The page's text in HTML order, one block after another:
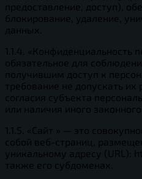
предоставление, доступ),
блокирование, удаление,
данных.
1.1.4. «Конфиденциальность
обязательное для
получившим доступ к
требование не допускать их
согласия субъекта
или наличия иного
1.1.5. «Сайт » — это
собой веб-страниц,
уникальному адресу (URL):
также его субдоменах.